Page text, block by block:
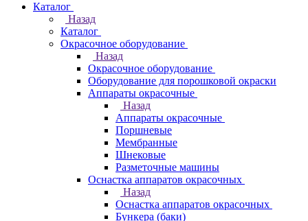
Каталог
Назад
Каталог
Окрасочное оборудование
Назад
Окрасочное оборудование
Оборудование для порошковой окраски
Аппараты окрасочные
Назад
Аппараты окрасочные
Поршневые
Мембранные
Шнековые
Разметочные машины
Оснастка аппаратов окрасочных
Назад
Оснастка аппаратов окрасочных
Бункера (баки)